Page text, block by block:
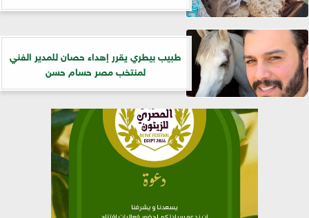
طبيب بيطري يقرر إهداء حصان للمدير الفني
لمنتخب مصر حسام حسن